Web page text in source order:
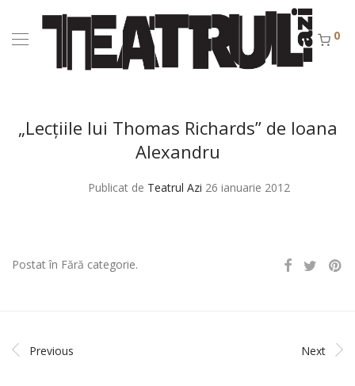
0
„Lecţiile lui Thomas Richards” de Ioana
Alexandru
Publicat de Teatrul Azi 26 ianuarie 2012
Postat în Fără categorie.
Previous Next